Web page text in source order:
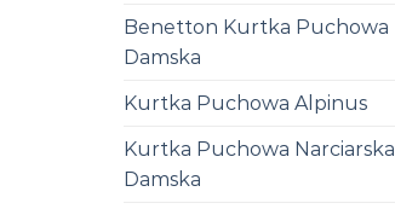
Benetton Kurtka Puchowa
Damska
Kurtka Puchowa Alpinus
Kurtka Puchowa Narciarska
Damska